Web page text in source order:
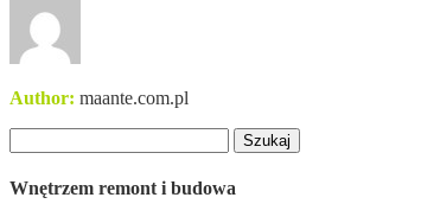
Author: maante.com.pl
Wnętrzem remont i budowa